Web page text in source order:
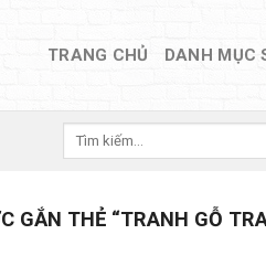
TRANG CHỦ DANH MỤC
Tìm
GẮN THẺ “TRANH GỖ